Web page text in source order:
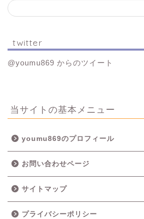
twitter
@youmu869 からのツイート
当サイトの基本メニュー
youmu869のプロフィール
お問い合わせページ
サイトマップ
プライバシーポリシー